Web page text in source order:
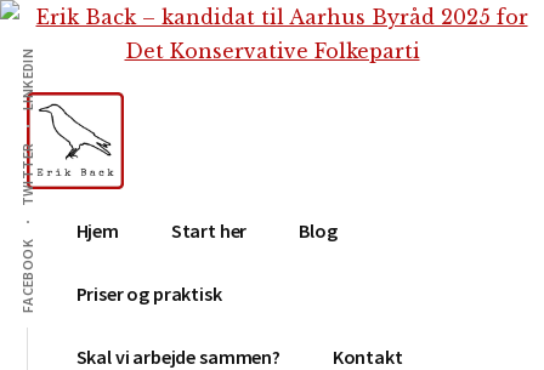
Skip
indhold
Gå
primær
sidebar
Skip
footer
Additional
menu
FACEBOOK
TWITTER
LINKEDIN
Erik
Back
Tekstforfatter,
content
creation,
blog,
Hjem Start her Blog
Priser og praktisk
Skal vi arbejde sammen? Kontakt